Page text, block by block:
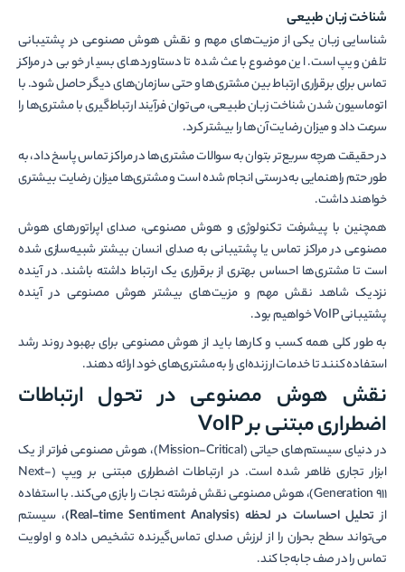
شناخت زبان طبیعی
شناسایی زبان یکی از مزیت‌های مهم و نقش هوش مصنوعی در پشتیبانی
تلفن ویپ است. این موضوع باعث شده تا دستاورد‌های بسیار خوبی در مراکز
تماس برای برقراری ارتباط بین مشتری‌ها و حتی سازمان‌های دیگر حاصل شود. با
اتوماسیون شدن شناخت زبان طبیعی، می‌توان فرآیند ارتباط‌گیری با مشتری‌ها را
سرعت داد و میزان رضایت آن‌ها را بیشتر کرد.
در حقیقت هرچه سریع‌تر بتوان به سوالات مشتری‌ها در مراکز تماس پاسخ داد، به
طور حتم راهنمایی به‌درستی انجام شده است و مشتری‌ها میزان رضایت بیشتری
خواهند داشت.
همچنین با پیشرفت تکنولوژی و هوش مصنوعی، صدای اپراتورهای هوش
مصنوعی در مراکز تماس یا پشتیبانی به صدای انسان بیشتر شبیه‌سازی شده
است تا مشتری‌ها احساس بهتری از برقراری یک ارتباط داشته باشند. در آینده
نزدیک شاهد نقش مهم و مزیت‌های بیشتر هوش مصنوعی در آینده
پشتیبانی VoIP خواهیم بود.
به طور کلی همه کسب و کارها باید از هوش مصنوعی برای بهبود روند رشد
استفاده کنند تا خدمات ارزنده‌ای را به مشتری‌های خود ارائه دهند.
نقش هوش مصنوعی در تحول ارتباطات
اضطراری مبتنی بر VoIP
در دنیای سیستم‌های حیاتی (Mission-Critical)، هوش مصنوعی فراتر از یک
ابزار تجاری ظاهر شده است. در ارتباطات اضطراری مبتنی بر ویپ (Next-
Generation 911)، هوش مصنوعی نقش فرشته نجات را بازی می‌کند. با استفاده
از تحلیل احساسات در لحظه (Real-time Sentiment Analysis)
، سیستم
می‌تواند سطح بحران را از لرزش صدای تماس‌گیرنده تشخیص داده و اولویت
تماس را در صف جابه‌جا کند.